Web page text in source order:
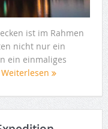
ist im Rahmen
nicht nur ein
ein einmaliges
Weiterlesen